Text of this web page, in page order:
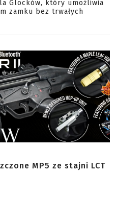
Glocków, który umożliwia
zamku bez trwałych
MP5 ze stajni LCT